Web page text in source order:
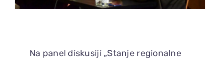
Na panel diskusiji „Stanje regionalne